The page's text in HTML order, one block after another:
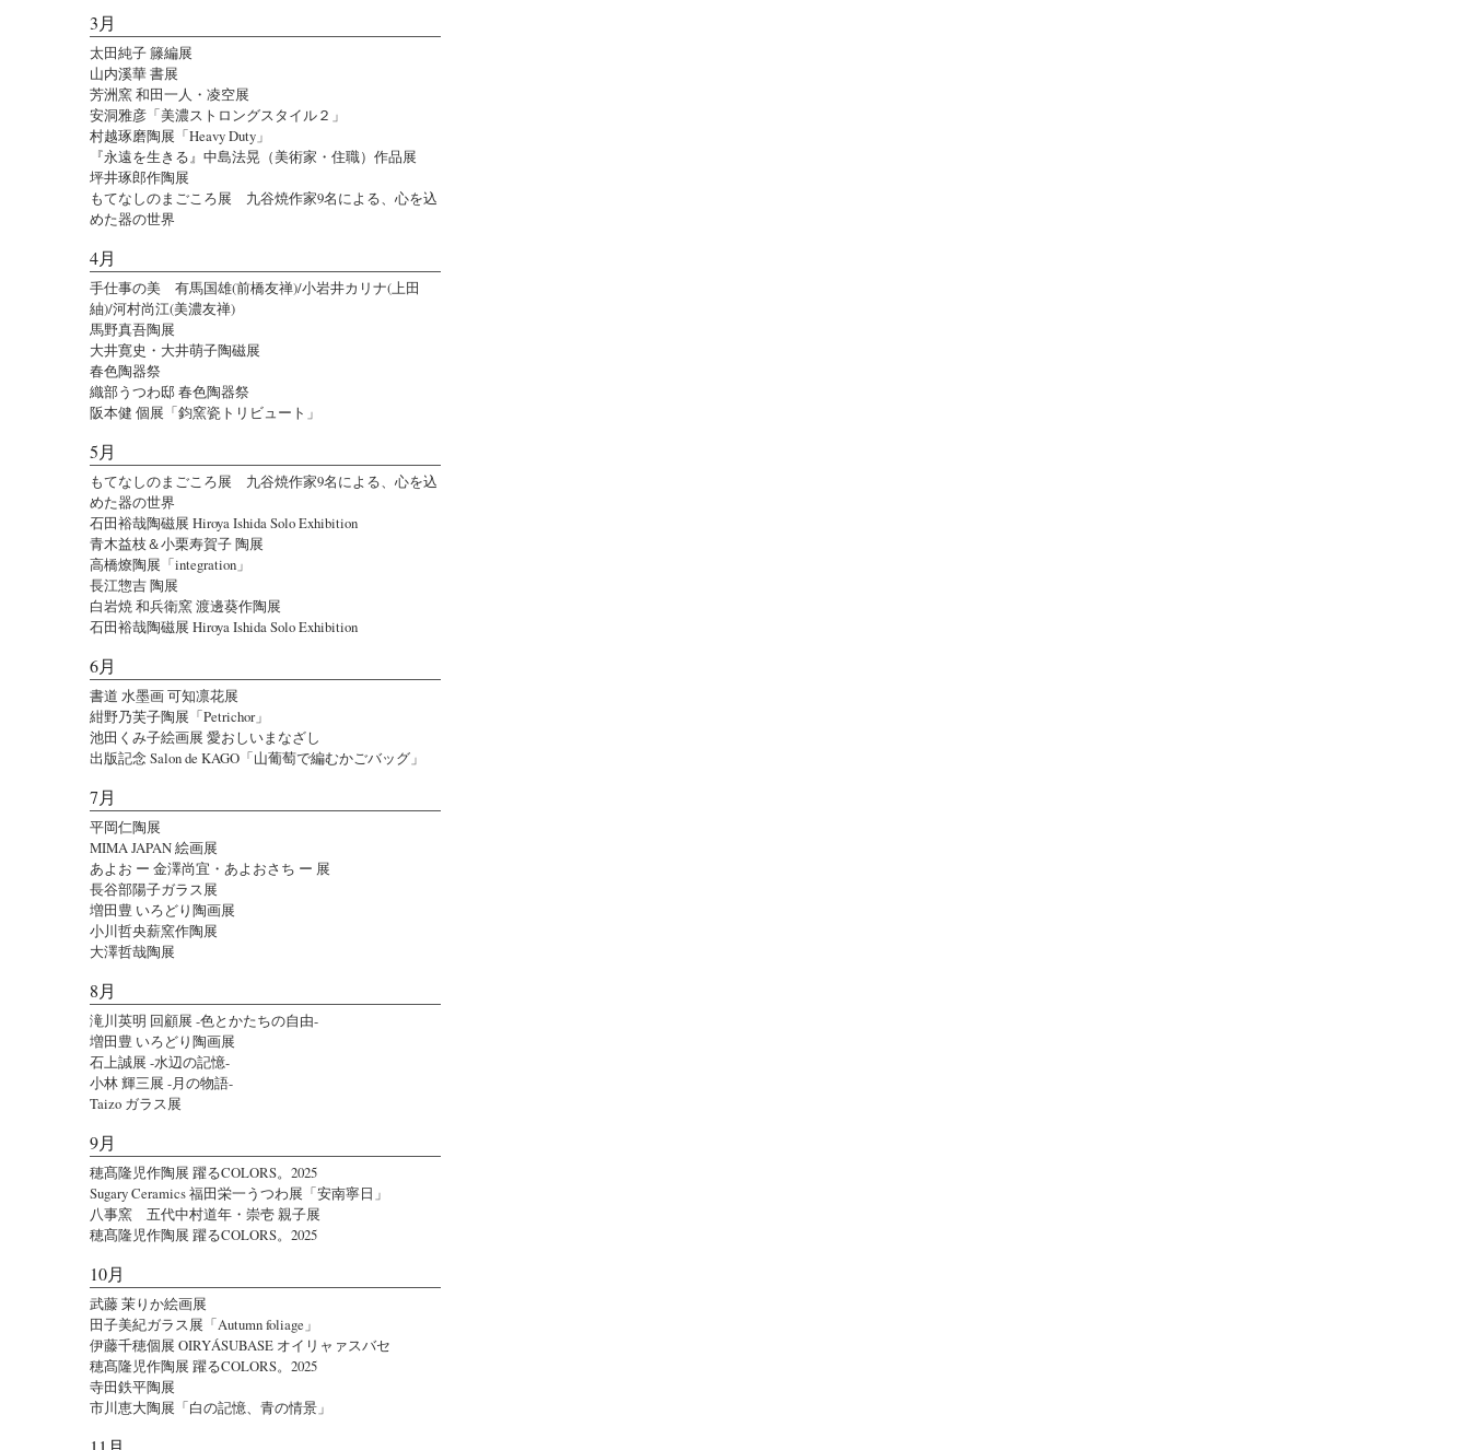
3月
太田純子 籐編展
山内溪華 書展
芳洲窯 和田一人・凌空展
安洞雅彦「美濃ストロングスタイル２」
村越琢磨陶展「Heavy Duty」
『永遠を生きる』中島法晃（美術家・住職）作品展
坪井琢郎作陶展
もてなしのまごころ展 九谷焼作家9名による、心を込
めた器の世界
4月
手仕事の美 有馬国雄(前橋友禅)/小岩井カリナ(上田
紬)/河村尚江(美濃友禅)
馬野真吾陶展
大井寛史・大井萌子陶磁展
春色陶器祭
織部うつわ邸 春色陶器祭
阪本健 個展「鈞窯瓷トリビュート」
5月
もてなしのまごころ展 九谷焼作家9名による、心を込
めた器の世界
石田裕哉陶磁展 Hiroya Ishida Solo Exhibition
青木益枝＆小栗寿賀子 陶展
高橋燎陶展「integration」
長江惣吉 陶展
白岩焼 和兵衛窯 渡邊葵作陶展
石田裕哉陶磁展 Hiroya Ishida Solo Exhibition
6月
書道 水墨画 可知凛花展
紺野乃芙子陶展「Petrichor」
池田くみ子絵画展 愛おしいまなざし
出版記念 Salon de KAGO「山葡萄で編むかごバッグ」
7月
平岡仁陶展
MIMA JAPAN 絵画展
あよお ー 金澤尚宜・あよおさち ー 展
長谷部陽子ガラス展
増田豊 いろどり陶画展
小川哲央薪窯作陶展
大澤哲哉陶展
8月
滝川英明 回顧展 -色とかたちの自由-
増田豊 いろどり陶画展
石上誠展 -水辺の記憶-
小林 輝三展 -月の物語-
Taizo ガラス展
9月
穂髙隆児作陶展 躍るCOLORS。2025
Sugary Ceramics 福田栄一うつわ展「安南寧日」
八事窯 五代中村道年・崇壱 親子展
穂髙隆児作陶展 躍るCOLORS。2025
10月
武藤 茉りか絵画展
田子美紀ガラス展「Autumn foliage」
伊藤千穂個展 OIRYÁSUBASE オイリャァスバセ
穂髙隆児作陶展 躍るCOLORS。2025
寺田鉄平陶展
市川恵大陶展「白の記憶、青の情景」